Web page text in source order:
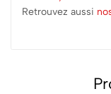
Retrouvez aussi